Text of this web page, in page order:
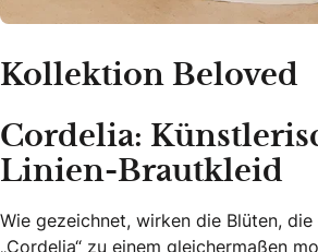
Kollektion Beloved
Cordelia:
Linien-Brautkleid
Wie gezeichnet, wirken die Blüten,
„Cordelia“ zu einem gleichermaßen